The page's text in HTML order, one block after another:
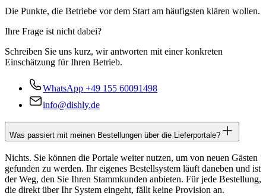
Die Punkte, die Betriebe vor dem Start am häufigsten klären wollen.
Ihre Frage ist nicht dabei?
Schreiben Sie uns kurz, wir antworten mit einer konkreten
Einschätzung für Ihren Betrieb.
WhatsApp +49 155 60091498
info@dishly.de
Was passiert mit meinen Bestellungen über die Lieferportale?
Nichts. Sie können die Portale weiter nutzen, um von neuen Gästen
gefunden zu werden. Ihr eigenes Bestellsystem läuft daneben und ist
der Weg, den Sie Ihren Stammkunden anbieten. Für jede Bestellung,
die direkt über Ihr System eingeht, fällt keine Provision an.